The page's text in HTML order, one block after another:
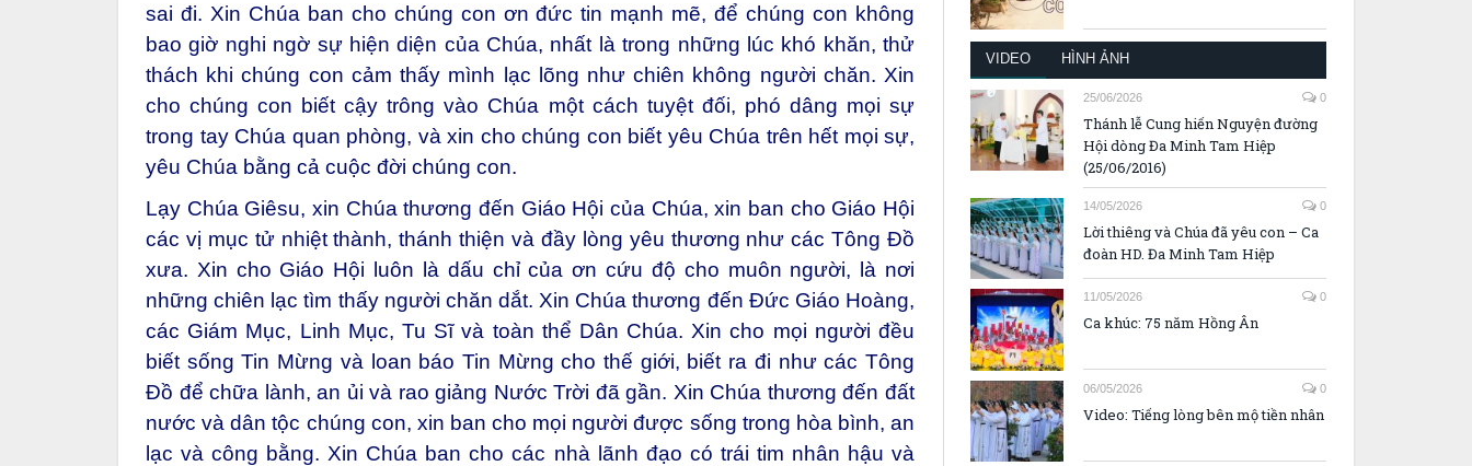
sai đi. Xin Chúa ban cho chúng con ơn đức tin mạnh mẽ, để chúng con không
bao giờ nghi ngờ sự hiện diện của Chúa, nhất là trong những lúc khó khăn, thử
thách khi chúng con cảm thấy mình lạc lõng như chiên không người chăn. Xin
cho chúng con biết cậy trông vào Chúa một cách tuyệt đối, phó dâng mọi sự
trong tay Chúa quan phòng, và xin cho chúng con biết yêu Chúa trên hết mọi sự,
yêu Chúa bằng cả cuộc đời chúng con.
Lạy Chúa Giêsu, xin Chúa thương đến Giáo Hội của Chúa, xin ban cho Giáo Hội
các vị mục tử nhiệt thành, thánh thiện và đầy lòng yêu thương như các Tông Đồ
xưa. Xin cho Giáo Hội luôn là dấu chỉ của ơn cứu độ cho muôn người, là nơi
những chiên lạc tìm thấy người chăn dắt. Xin Chúa thương đến Đức Giáo Hoàng,
các Giám Mục, Linh Mục, Tu Sĩ và toàn thể Dân Chúa. Xin cho mọi người đều
biết sống Tin Mừng và loan báo Tin Mừng cho thế giới, biết ra đi như các Tông
Đồ để chữa lành, an ủi và rao giảng Nước Trời đã gần. Xin Chúa thương đến đất
nước và dân tộc chúng con, xin ban cho mọi người được sống trong hòa bình, an
lạc và công bằng. Xin Chúa ban cho các nhà lãnh đạo có trái tim nhân hậu và
VIDEO HÌNH ẢNH
25/06/2026 0
Thánh lễ Cung hiến Nguyện đường
Hội dòng Đa Minh Tam Hiệp
(25/06/2016)
14/05/2026 0
Lời thiêng và Chúa đã yêu con – Ca
đoàn HD. Đa Minh Tam Hiệp
11/05/2026 0
Ca khúc: 75 năm Hồng Ân
06/05/2026 0
Video: Tiếng lòng bên mộ tiền nhân